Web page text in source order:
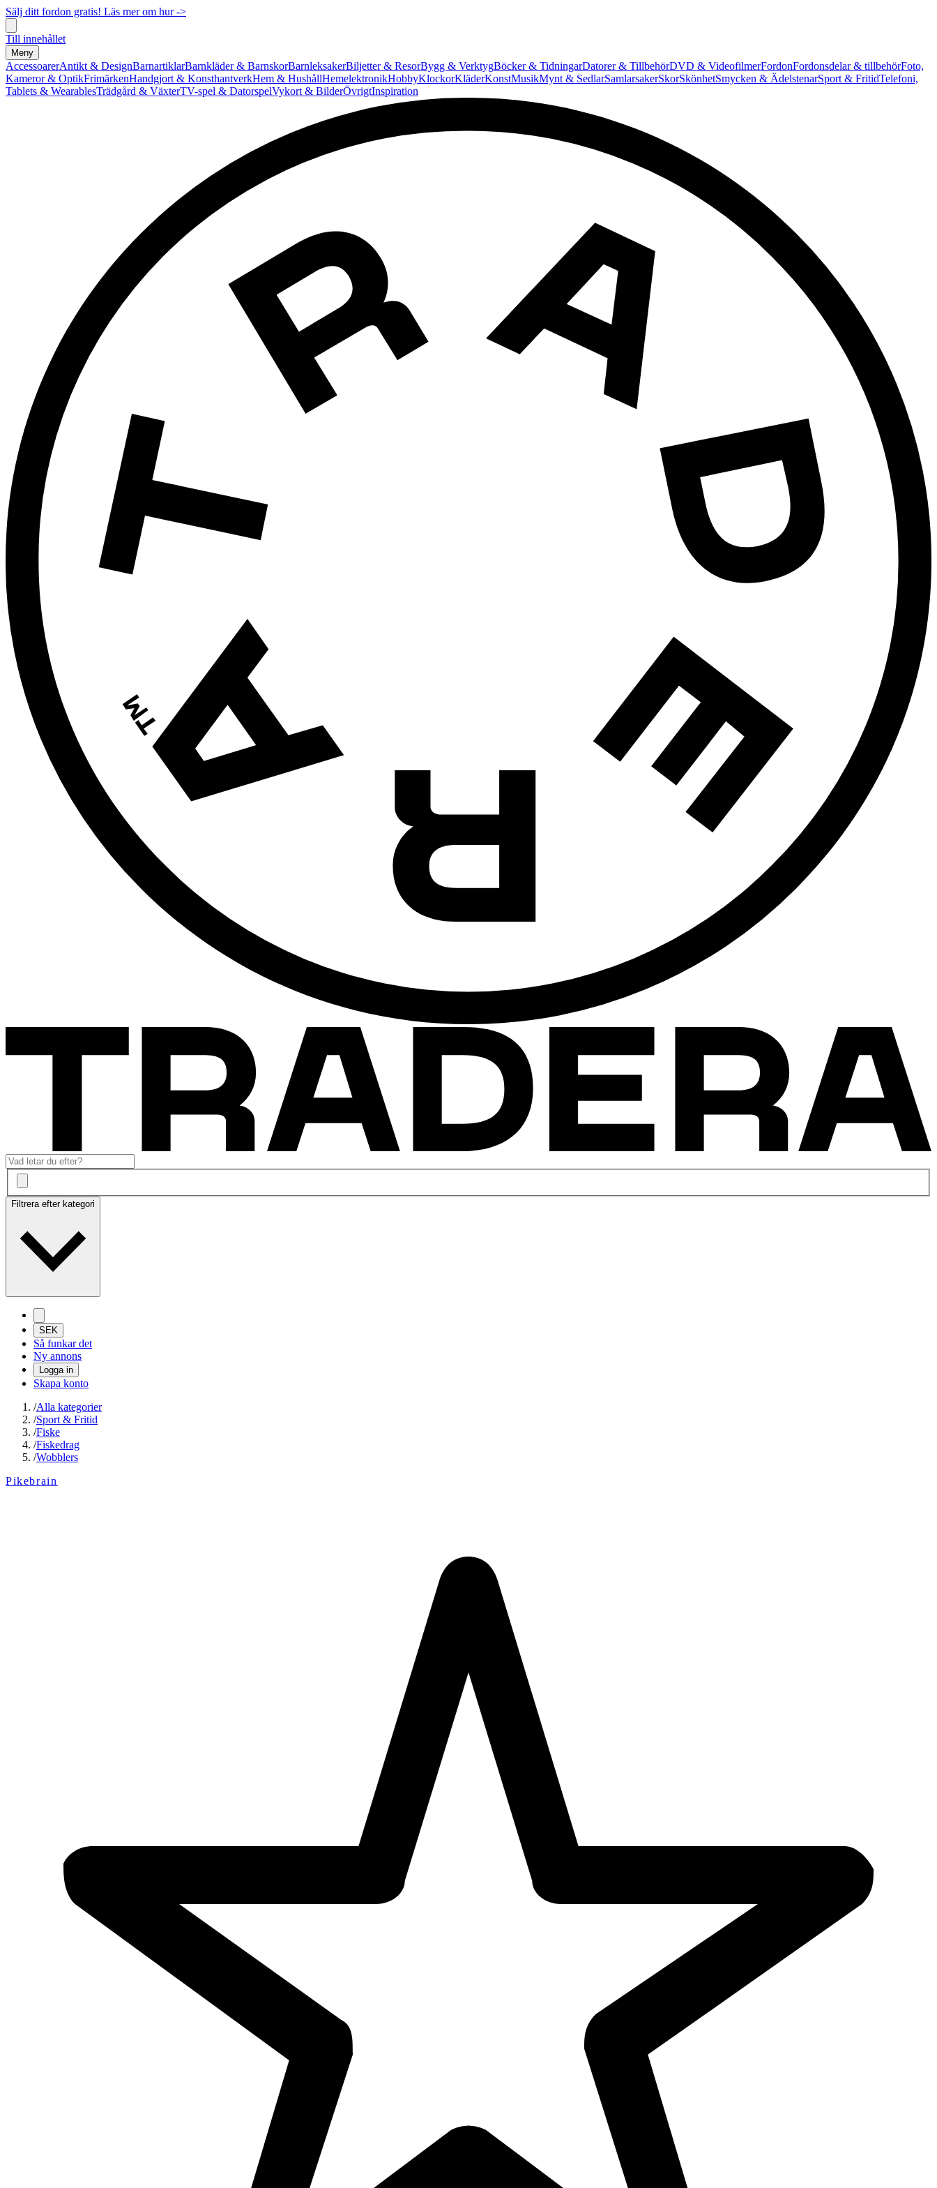
Sälj ditt fordon gratis! Läs mer om hur ->
Till innehållet
Meny
AccessoarerAntikt & DesignBarnartiklarBarnkläder & BarnskorBarnleksakerBiljetter & ResorBygg & VerktygBöcker & TidningarDatorer & TillbehörDVD & VideofilmerFordonFordonsdelar & tillbehörFoto,
Kameror & OptikFrimärkenHandgjort & KonsthantverkHem & HushållHemelektronikHobbyKlockorKläderKonstMusikMynt & SedlarSamlarsakerSkorSkönhetSmycken & ÄdelstenarSport & FritidTelefoni,
Tablets & WearablesTrädgård & VäxterTV-spel & DatorspelVykort & BilderÖvrigtInspiration
Filtrera efter kategori
SEK
Så funkar det
Ny annons
Logga in
Skapa konto
/Alla kategorier
/Sport & Fritid
/Fiske
/Fiskedrag
/Wobblers
Pikebrain